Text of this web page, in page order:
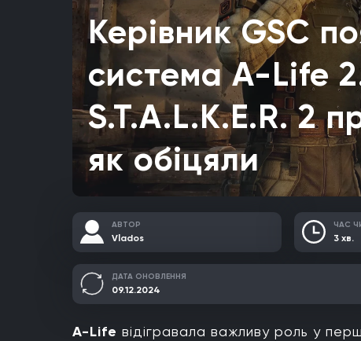
Керівник GSC
система A-Life
S.T.A.L.K.E.R. 2
як обіцяли
АВТОР
Vlados
ЧАС
3 хв.
ДАТА ОНОВЛЕННЯ
09.12.2024
A-Life відігравала важливу роль у